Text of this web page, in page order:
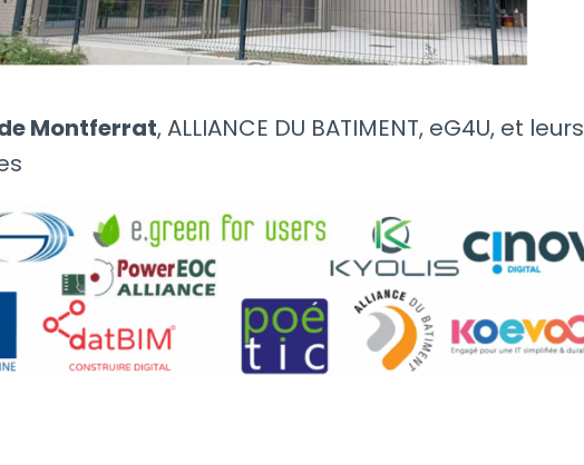
Montferrat, ALLIANCE DU BATIMENT, eG4U, et leurs